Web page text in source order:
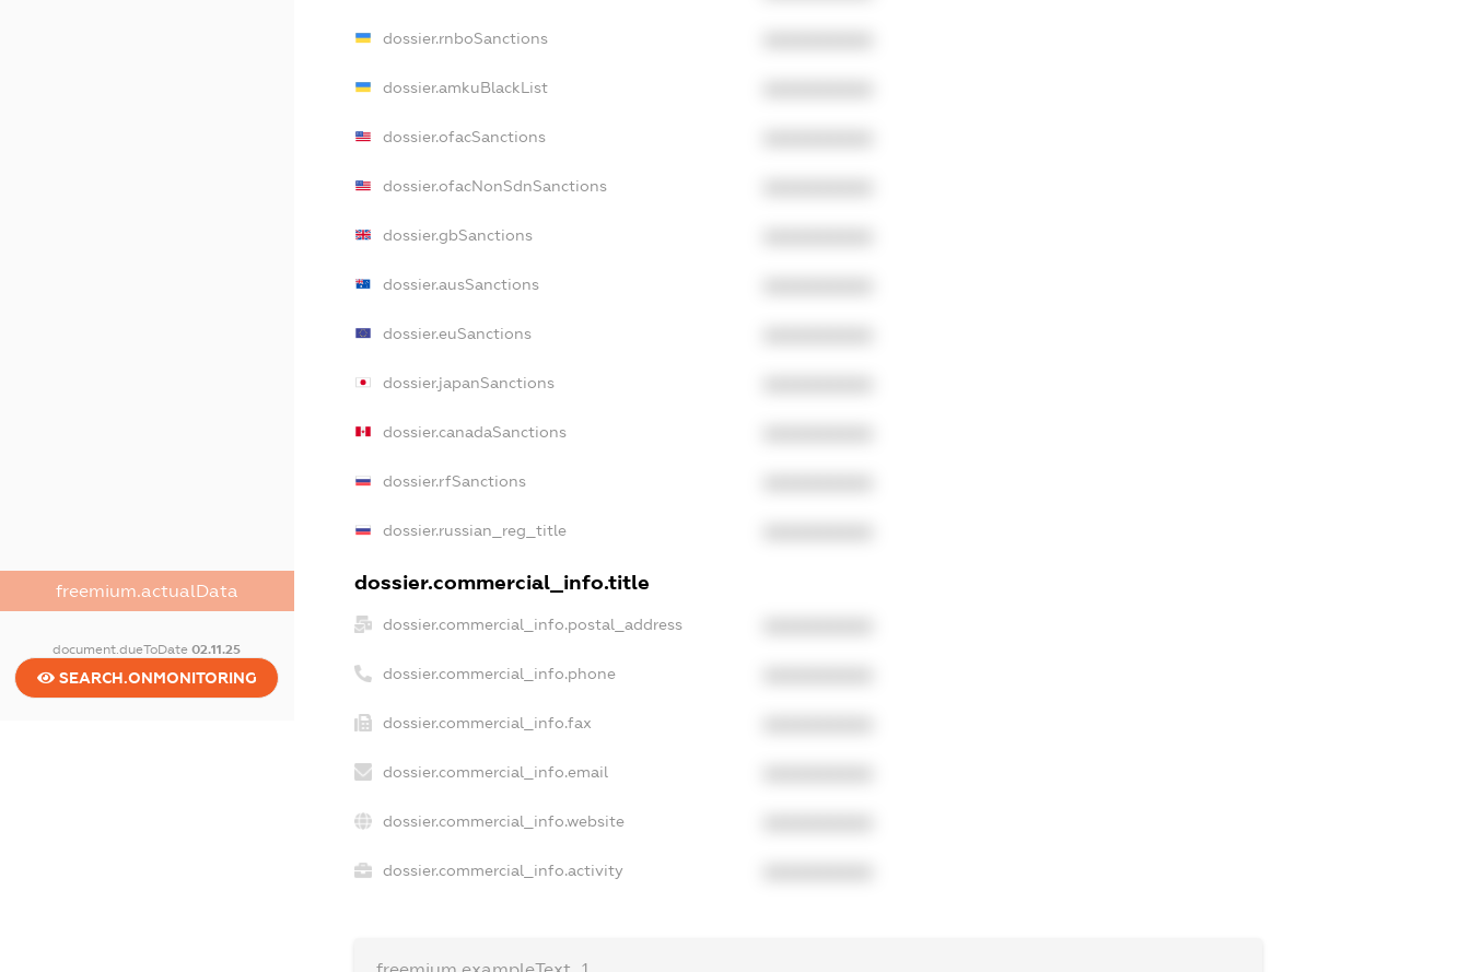
freemium.actualData
document.dueToDate02.11.25
SEARCH.ONMONITORING
dossier.rnboSanctions
dossier.amkuBlackList
dossier.ofacSanctions
dossier.ofacNonSdnSanctions
dossier.gbSanctions
dossier.ausSanctions
dossier.euSanctions
dossier.japanSanctions
dossier.canadaSanctions
dossier.rfSanctions
dossier.russian_reg_title
dossier.commercial_info.title
dossier.commercial_info.postal_address
dossier.commercial_info.phone
dossier.commercial_info.fax
dossier.commercial_info.email
dossier.commercial_info.website
dossier.commercial_info.activity